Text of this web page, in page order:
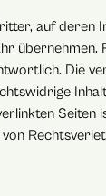
auf deren
Die